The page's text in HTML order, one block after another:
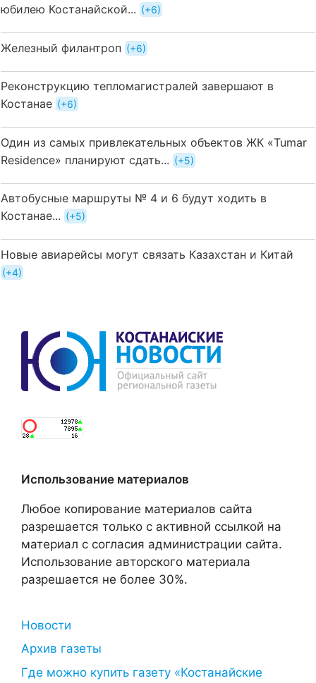
юбилею Костанайской...
+6
Железный филантроп +6
Реконструкцию тепломагистралей завершают в
Костанае
+6
Один из самых привлекательных объектов ЖК «Tumar
Residence» планируют сдать...
+5
Автобусные маршруты № 4 и 6 будут ходить в
Костанае...
+5
Новые авиарейсы могут связать Казахстан и Китай
+4
Использование материалов
Любое копирование материалов сайта
разрешается только с активной ссылкой на
материал с согласия администрации сайта.
Использование авторского материала
разрешается не более 30%.
Новости
Архив газеты
Где можно купить газету «Костанайские